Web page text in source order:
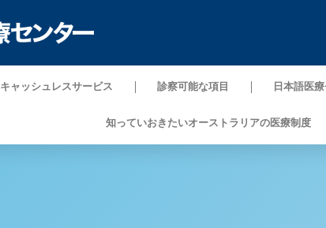
キャッシュレスサービス 診察可能な項目 日本語医
知っていおきたいオーストラリアの医療制度